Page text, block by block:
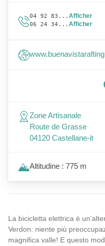
La bicicletta elettrica è
Verdon: niente più
magnifica valle! E questo
04 92 83... Afficher
06 24 34... Afficher
Zone Artisanale
Route de Grasse
04120 Castellane-it
Altitudine : 775 m